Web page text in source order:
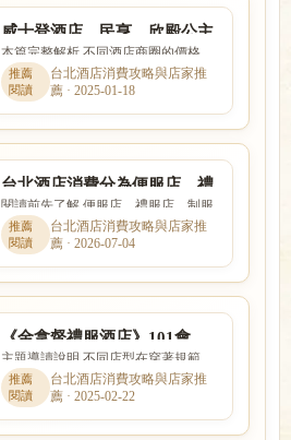
威士登酒店、民亨、欣殿公主
店、松江路禮服酒店消費
本篇完整解析 不同酒店商圈的價格、
客群、交通與店型定位都有差異。本
文以「威士登酒店、民亨、...
台北酒店消費攻略與店家推
薦 · 2025-01-18
台北酒店消費分為便服店、禮
服店、制服店3大類
閱讀前先了解 便服店、禮服店、制服
店與日式酒吧的消費方式、工作內容
與客群定位都不相同。本文...
台北酒店消費攻略與店家推
薦 · 2026-07-04
《金拿督禮服酒店》101會
館、名花、台北禮服酒店上班
主題導讀說明 不同店型在穿著規範、
互動方式、價格定位與工作要求上都
有差別。本篇以「《金拿督...
台北酒店消費攻略與店家推
薦 · 2025-02-22